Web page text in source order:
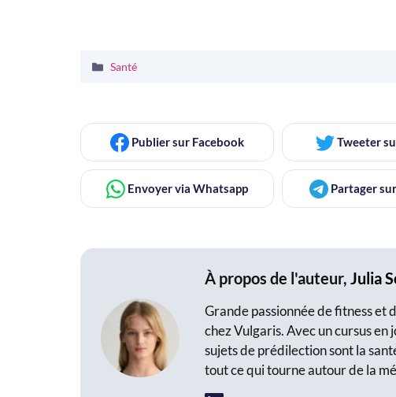
Catégories
Santé
Publiersur Facebook Tweeter
Envoyervia Whatsapp Partager
À propos de l'auteur, Julia
Grande passionnée de fitness et
chez Vulgaris. Avec un cursus en
sujets de prédilection sont la
tout ce qui tourne autour de la